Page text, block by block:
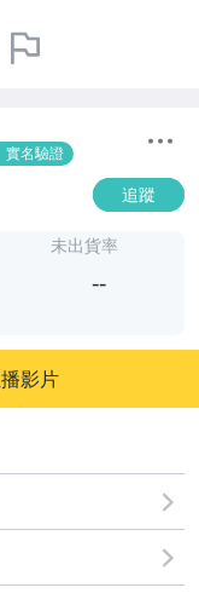
實名驗證
追蹤
未出貨率
--
影片